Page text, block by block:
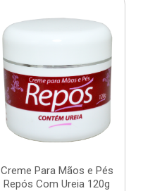
Creme Para Mãos e Pés
Repós Com Ureia 120g